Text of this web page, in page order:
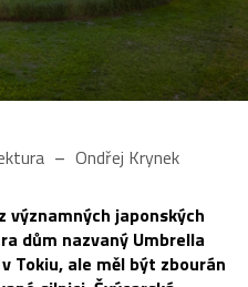
Ondřej Krynek
významných japonských
dům nazvaný Umbrella
Tokiu, ale měl být zbourán